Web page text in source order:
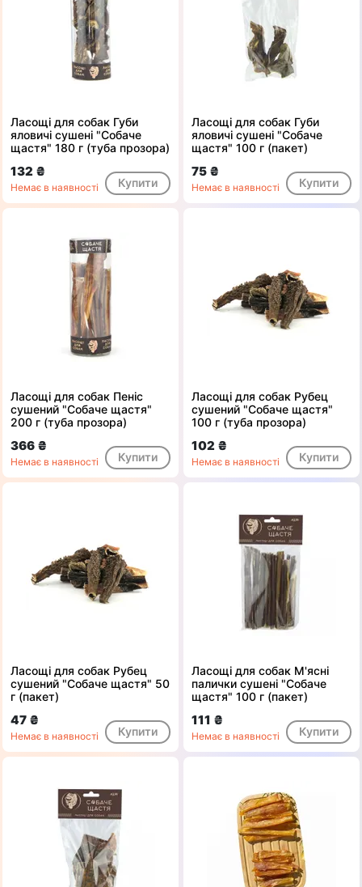
Ласощі для собак Губи
яловичі сушені "Собаче
щастя" 180 г (туба прозора)
132 ₴
Немає в наявності Купити
Ласощі для собак Губи
яловичі сушені "Собаче
щастя" 100 г (пакет)
75 ₴
Немає в наявності Купити
Ласощі для собак Пеніс
сушений "Собаче щастя"
200 г (туба прозора)
366 ₴
Немає в наявності Купити
Ласощі для собак Рубец
сушений "Собаче щастя"
100 г (туба прозора)
102 ₴
Немає в наявності Купити
Ласощі для собак Рубец
сушений "Собаче щастя" 50
г (пакет)
47 ₴
Немає в наявності Купити
Ласощі для собак М'ясні
палички сушені "Собаче
щастя" 100 г (пакет)
111 ₴
Немає в наявності Купити